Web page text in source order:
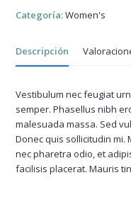
cantidad
Categoría:Women's
Descripción
Vestibulum nec feugiat
semper. Phasellus nibh
malesuada massa. Sed
Donec quis sollicitudin
nec pharetra odio, et
facilisis placerat. Mauris